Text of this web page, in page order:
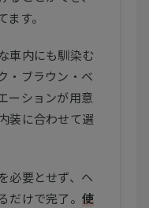
す。
車内にも馴染む
・ブラウン・ベ
ーションが用意
装に合わせて選
必要とせず、ヘ
だけで完了。 使